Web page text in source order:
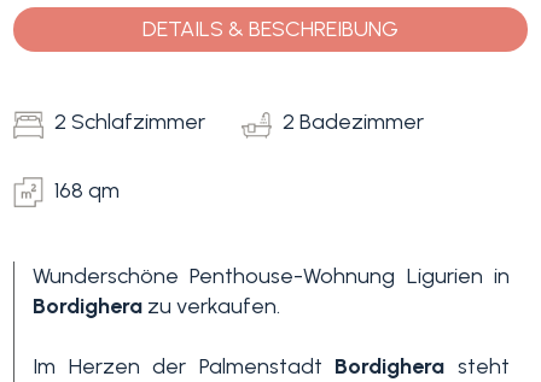
DETAILS & BESCHREIBUNG
2 Schlafzimmer 2 Badezimmer
168 qm
Wunderschöne Penthouse-Wohnung Ligurien in
Bordighera zu verkaufen.
Im Herzen der Palmenstadt Bordighera steht
Favoriten
(0)
Wohnimmobilien
Grundstücke